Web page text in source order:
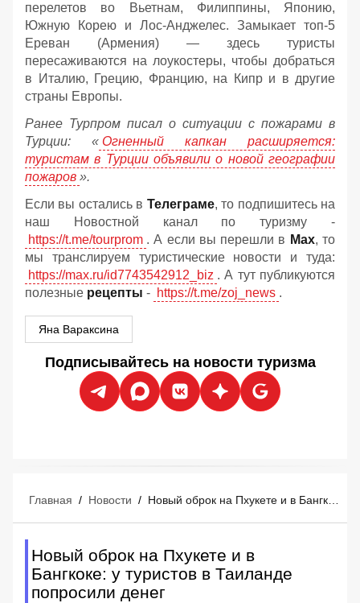
перелетов во Вьетнам, Филиппины, Японию,
Южную Корею и Лос-Анджелес. Замыкает топ-5
Ереван (Армения) — здесь туристы
пересаживаются на лоукостеры, чтобы добраться
в Италию, Грецию, Францию, на Кипр и в другие
страны Европы.
Ранее Турпром писал о ситуации с пожарами в
Турции: « Огненный капкан расширяется:
туристам в Турции объявили о новой географии
пожаров ».
Если вы остались в Телеграме, то подпишитесь на
наш Новостной канал по туризму -
https://t.me/tourprom . А если вы перешли в Мах, то
мы транслируем туристические новости и туда:
https://max.ru/id7743542912_biz . А тут публикуются
полезные рецепты - https://t.me/zoj_news .
Яна Вараксина
Подписывайтесь на новости туризма
Главная / Новости / Новый оброк на Пхукете и в Бангкоке: у туристов в Таиланде попросили денег
Новый оброк на Пхукете и в
Бангкоке: у туристов в Таиланде
попросили денег